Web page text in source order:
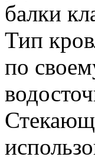
балки
Тип
по